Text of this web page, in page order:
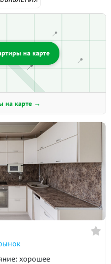
📍
📍
📍
на карте
на карте →
хорошее